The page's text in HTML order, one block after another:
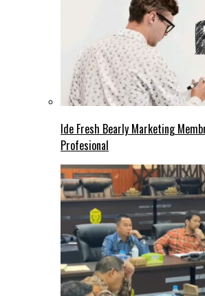
Ide Fresh Bearly Marketing
Profesional